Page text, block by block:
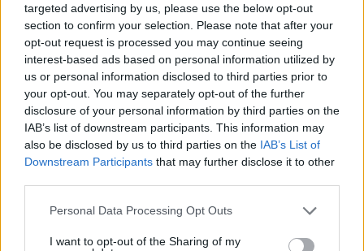
targeted advertising by us, please use the below opt-out
section to confirm your selection. Please note that after your
opt-out request is processed you may continue seeing
interest-based ads based on personal information utilized by
us or personal information disclosed to third parties prior to
your opt-out. You may separately opt-out of the further
disclosure of your personal information by third parties on the
IAB’s list of downstream participants. This information may
also be disclosed by us to third parties on the IAB’s List of
Downstream Participants that may further disclose it to other
Please note that this website/app uses one or more Google
not limited to your visit or usage behaviour. You may click to
Personal Data Processing Opt Outs
I want to opt-out of the Sharing of my
Γιαννης
Ο Τερλεγκας το εχει απογειωση.
ΑΠΑΝΤΗΣΗ
Στέλιος
04.12.2024, 00:29
Εξαιρετικός όπως πάντα παρόλο που έχω τρέλα με
όπως και το τραγούδι το ποντιακο: <τις τρίχας το